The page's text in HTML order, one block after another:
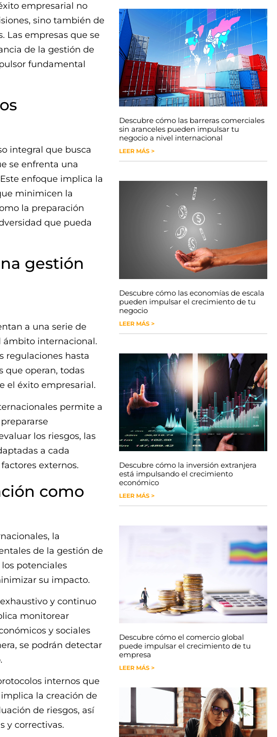
empresarial no
sino también de
Las empresas que se
de la gestión de
fundamental
integral que busca
se enfrenta una
enfoque implica la
minimicen la
la preparación
que pueda
gestión
a una serie de
ámbito internacional.
regulaciones hasta
que operan, todas
el éxito empresarial.
permite a
los riesgos, las
a cada
externos.
como
la
de la gestión de
potenciales
su impacto.
y continuo
monitorear
y sociales
se podrán detectar
internos que
la creación de
de riesgos, así
y correctivas.
Descubre cómo las barreras comerciales
sin aranceles pueden impulsar tu
negocio a nivel internacional
LEER MÁS >
Descubre cómo las economías de escala
pueden impulsar el crecimiento de tu
negocio
LEER MÁS >
Descubre cómo la inversión extranjera
está impulsando el crecimiento
económico
LEER MÁS >
Descubre cómo el comercio global
puede impulsar el crecimiento de tu
empresa
LEER MÁS >